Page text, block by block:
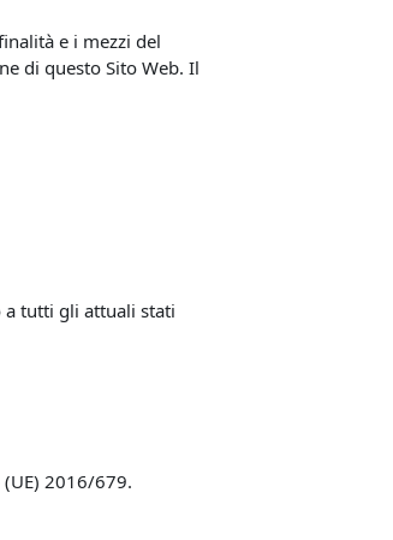
e i mezzi del
di questo Sito Web. Il
a tutti gli attuali stati
2016/679.